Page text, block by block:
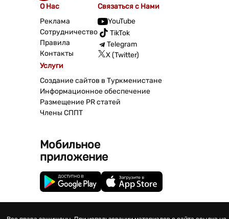
О Нас
Реклама
Сотрудничество
Правила
Контакты
Связаться с Нами
YouTube
TikTok
Telegram
X (Twitter)
Услуги
Создание сайтов в Туркменистане
Информационное обеспечение
Размещение PR статей
Члены СППТ
Мобильное
приложение